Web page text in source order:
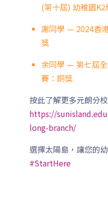
西營盤分校
4, 4X, 5B,
(第十屆) 幼稚園
謝同學 — 2024香
獎
余同學 — 第七屆
賽：銅獎
按此了解更多元朗分校
https://
long-branch/
選擇太陽島，讓您的
#StartHere